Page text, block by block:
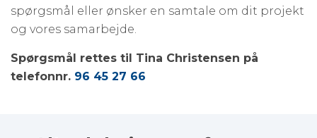
spørgsmål eller ønsker en samtale om dit projekt
og vores samarbejde.
Spørgsmål rettes til Tina Christensen på
telefonnr. 96 45 27 66